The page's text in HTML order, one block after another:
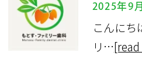
2025年9
こんにち
リ…